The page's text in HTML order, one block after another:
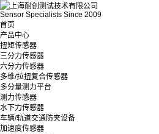
Sensor Specialists Since 2009
首页
产品中心
扭矩传感器
三分力传感器
六分力传感器
多维/拉扭复合传感器
多分量测力平台
测力传感器
水下力传感器
车辆/轨道交通防夹设备
加速度传感器